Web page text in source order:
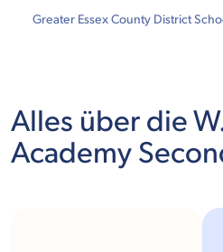
Greater Essex County District
Alles über die
Academy